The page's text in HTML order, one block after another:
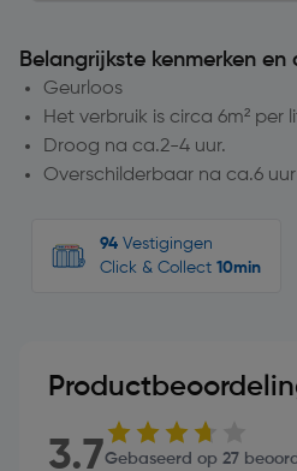
Belangrijkste kenmerken en
Geurloos
Het verbruik is circa 6m² per
Droog na ca.2-4 uur.
Overschilderbaar na ca.6 uur
94 Vestigingen
Click & Collect 10min
3.7Gebaseerd op 27